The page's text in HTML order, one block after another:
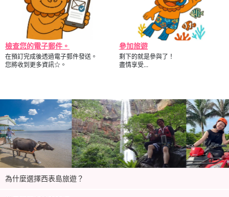
檢查您的電子郵件。
在預訂完成後透過電子郵件發送。
您將收到更多資訊☆。
參加旅遊
剩下的就是參與了！
盡情享受...
為什麼選擇西表島旅遊？